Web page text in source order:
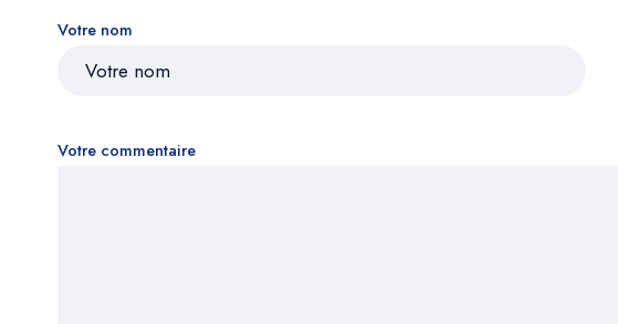
Votre nom
Votre commentaire